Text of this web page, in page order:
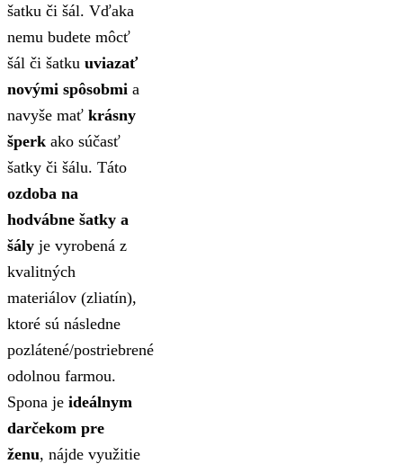
šatku či šál. Vďaka
nemu budete môcť
šál či šatku uviazať
novými spôsobmi a
navyše mať krásny
šperk ako súčasť
šatky či šálu. Táto
ozdoba na
hodvábne šatky a
šály je vyrobená z
kvalitných
materiálov (zliatín),
ktoré sú následne
pozlátené/postriebrené
odolnou farmou.
Spona je ideálnym
darčekom pre
ženu, nájde využitie